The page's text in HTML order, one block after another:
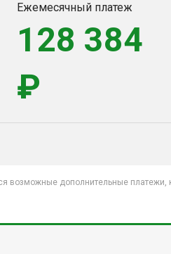
Ежемесячный платеж
128 384
₽
возможные дополнительные платежи,